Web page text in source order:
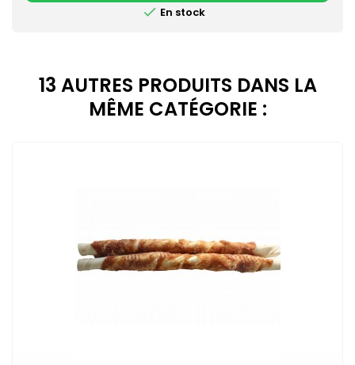
 En stock
13 AUTRES PRODUITS DANS LA
MÊME CATÉGORIE :